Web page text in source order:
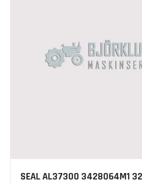
SEAL AL37300 3428064M1